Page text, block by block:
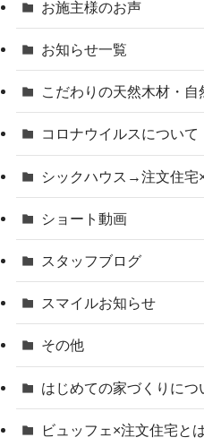
お施主様のお声
お知らせ一覧
こだわりの天然木材・自
コロナウイルスについて
シックハウス→注文住宅
ショート動画
スタッフブログ
スマイルお知らせ
その他
はじめての家づくりにつ
ビュッフェ×注文住宅と